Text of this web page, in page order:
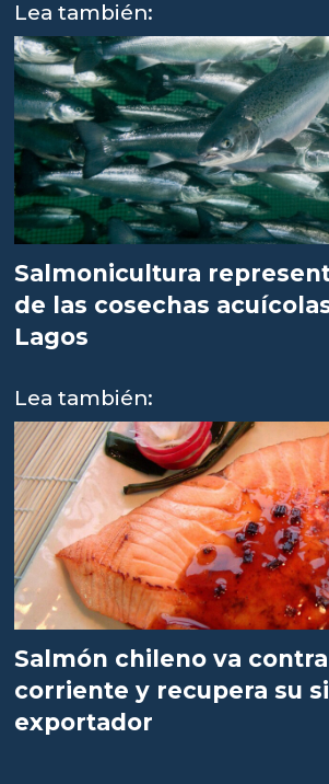
Lea también:
Salmonicultura
de las cosechas
Lagos
Lea también:
Salmón chileno va
corriente y recupera su
exportador